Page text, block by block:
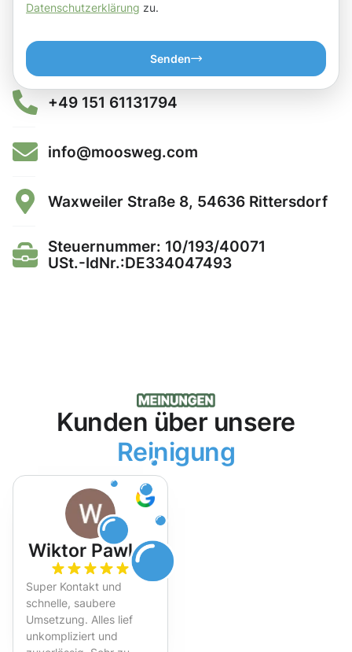
Datenschutzerklärung zu.
Senden
+49 151 61131794
info@moosweg.com
Waxweiler Straße 8, 54636 Rittersdorf
Steuernummer: 10/193/40071
USt.-IdNr.:DE334047493
Kunden über unsere
Reinigung
Wiktor Pawlak
Super Kontakt und
schnelle, saubere
Umsetzung. Alles lief
unkompliziert und